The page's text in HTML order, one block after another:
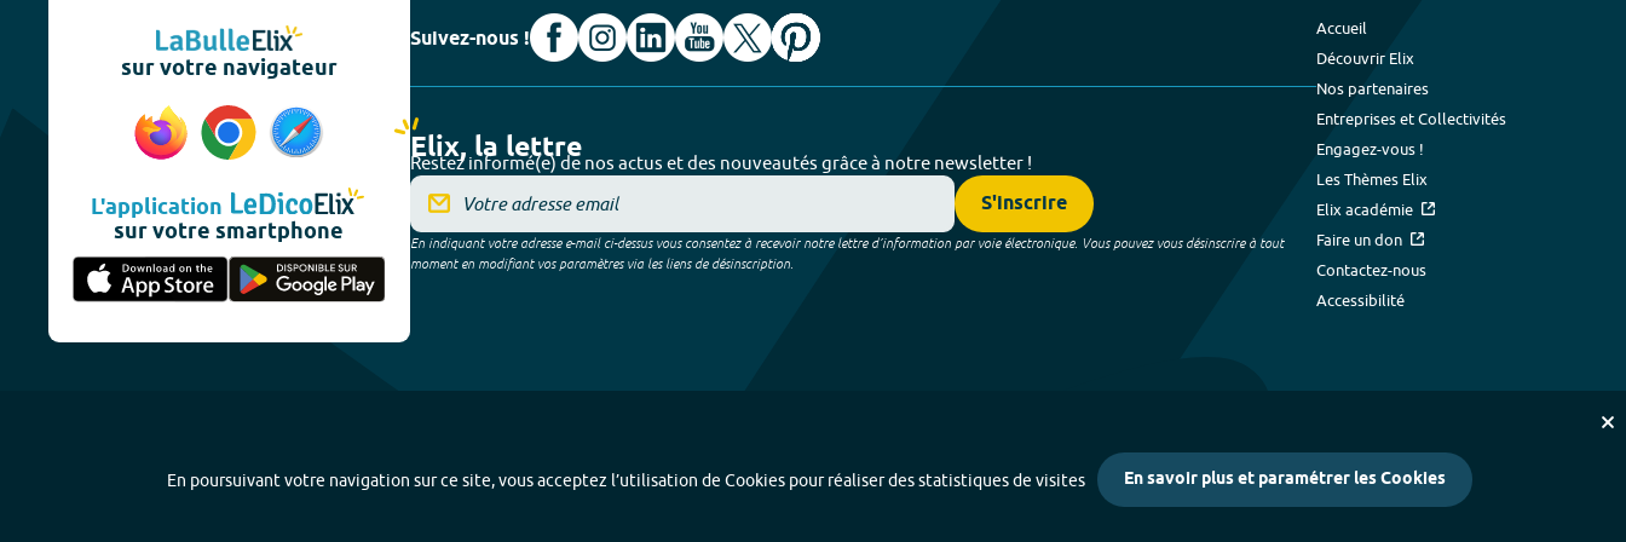
sur votre navigateur
L'application
sur votre smartphone
Suivez-nous !
Elix, la lettre
Restez informé(e) de nos actus et des nouveautés grâce à notre newsletter !
S'inscrire
En indiquant votre adresse e-mail ci-dessus vous consentez à recevoir notre lettre d’information par voie électronique. Vous pouvez vous désinscrire à tout
moment en modifiant vos paramètres via les liens de désinscription.
Accueil
Découvrir Elix
Nos partenaires
Entreprises et Collectivités
Engagez-vous !
Les Thèmes Elix
Elix académie
Faire un don
Contactez-nous
Accessibilité
En poursuivant votre navigation sur ce site, vous acceptez l’utilisation de Cookies pour réaliser des statistiques de visites En savoir plus et paramétrer les Cookies